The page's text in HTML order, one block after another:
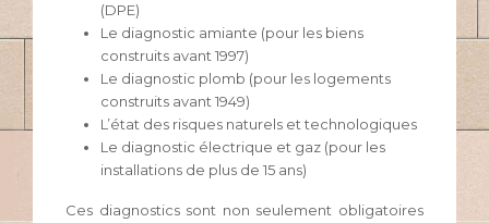
(DPE)
Le diagnostic amiante (pour les biens
construits avant 1997)
Le diagnostic plomb (pour les logements
construits avant 1949)
L’état des risques naturels et technologiques
Le diagnostic électrique et gaz (pour les
installations de plus de 15 ans)
Ces diagnostics sont non seulement obligatoires